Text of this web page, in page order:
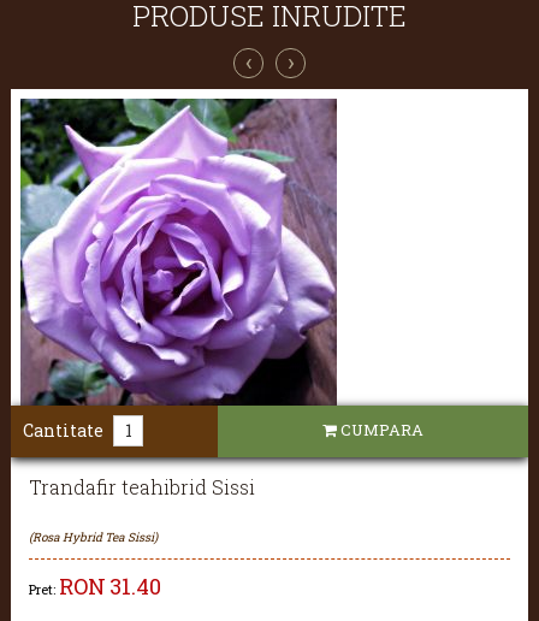
PRODUSE INRUDITE
‹ ›
Trandafir teahibrid Sissi
(Rosa Hybrid Tea Sissi)
Pret: RON 31.40
Cantitate CUMPARA